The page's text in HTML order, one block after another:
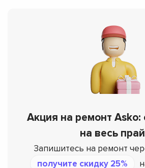
Акция на ремонт Asko:
на весь
Запишитесь на ремонт
получите скидку 25%